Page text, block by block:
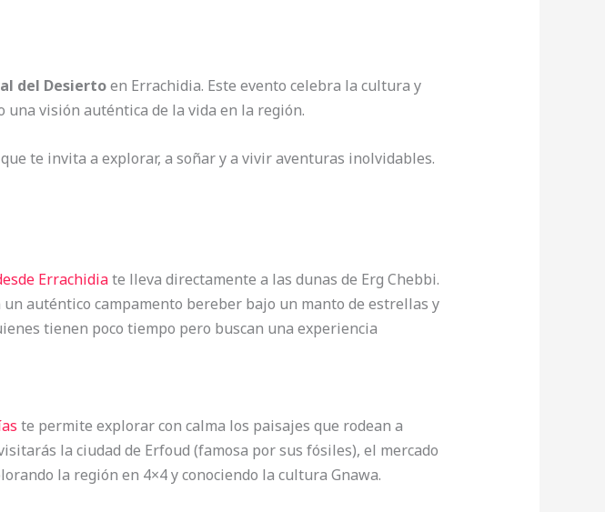
del Desiertoen Errachidia. Este evento celebra la cultura y
visión auténtica de la vida en la región.
te invita a explorar, a soñar y a vivir aventuras inolvidables.
Errachidiate lleva directamente a las dunas de Erg Chebbi.
auténtico campamento bereber bajo un manto de estrellas y
tienen poco tiempo pero buscan una experiencia
te permite explorar con calma los paisajes que rodean a
la ciudad de Erfoud (famosa por sus fósiles), el mercado
la región en 4×4 y conociendo la cultura Gnawa.